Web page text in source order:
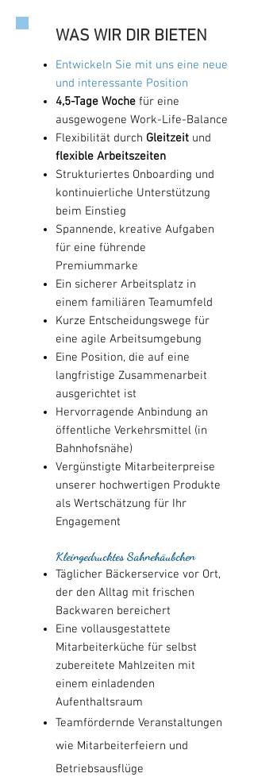
WAS WIR DIR BIETEN
Entwickeln Sie mit uns eine neue
und interessante Position
4,5-Tage Woche für eine
ausgewogene Work-Life-Balance
Flexibilität durch Gleitzeit und
flexible Arbeitszeiten
Strukturiertes Onboarding und
kontinuierliche Unterstützung
beim Einstieg
Spannende, kreative Aufgaben
für eine führende
Premiummarke
Ein sicherer Arbeitsplatz in
einem familiären Teamumfeld
Kurze Entscheidungswege für
eine agile Arbeitsumgebung
Eine Position, die auf eine
langfristige Zusammenarbeit
ausgerichtet ist
Hervorragende Anbindung an
öffentliche Verkehrsmittel (in
Bahnhofsnähe)
Vergünstigte Mitarbeiterpreise
unserer hochwertigen Produkte
als Wertschätzung für Ihr
Engagement
Kleingedrucktes Sahnehäubchen
Täglicher Bäckerservice vor Ort,
der den Alltag mit frischen
Backwaren bereichert
Eine vollausgestattete
Mitarbeiterküche für selbst
zubereitete Mahlzeiten mit
einem einladenden
Aufenthaltsraum
Teamfördernde Veranstaltungen
wie Mitarbeiterfeiern und
Betriebsausflüge